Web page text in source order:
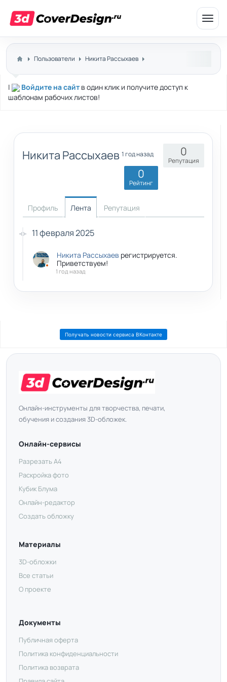
меню
Пользователи Никита Рассыхаев
| Войдите на сайт в один клик и получите доступ к
шаблонам рабочих листов!
Никита Рассыхаев 1 год назад 0
Репутация
0
Рейтинг
Профиль Лента Репутация
11 февраля 2025
Никита Рассыхаев регистрируется.
Приветствуем!
1 год назад
Получать новости сервиса ВКонтакте
Онлайн-инструменты для творчества, печати,
обучения и создания 3D-обложек.
Онлайн-сервисы
Разрезать А4
Раскройка фото
Кубик Блума
Онлайн-редактор
Создать обложку
Материалы
3D-обложки
Все статьи
О проекте
Документы
Публичная оферта
Политика конфиденциальности
Политика возврата